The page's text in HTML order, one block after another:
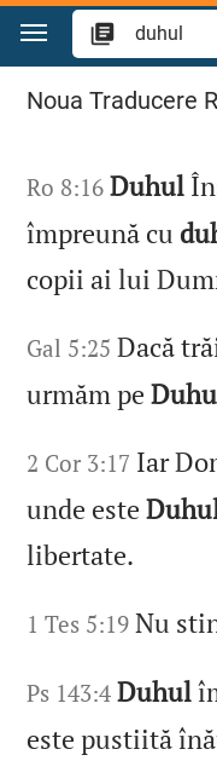
Sari la conținut
Căutați "duhul"
Noua Traducere
Ro 8:16 Duhul
împreună cu
copii ai lui
Gal 5:25 Dacă
urmăm pe
2 Cor 3:17 Iar
unde este
libertate.
1 Tes 5:19 Nu
Ps 143:4 Duhul
este pustiită